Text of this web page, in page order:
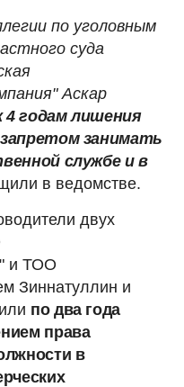
по уголовным
суда
Аскар
4 годам лишения
занимать
службе и в
в ведомстве.
двух
и ТОО
Зиннатуллин и
по два года
права
в